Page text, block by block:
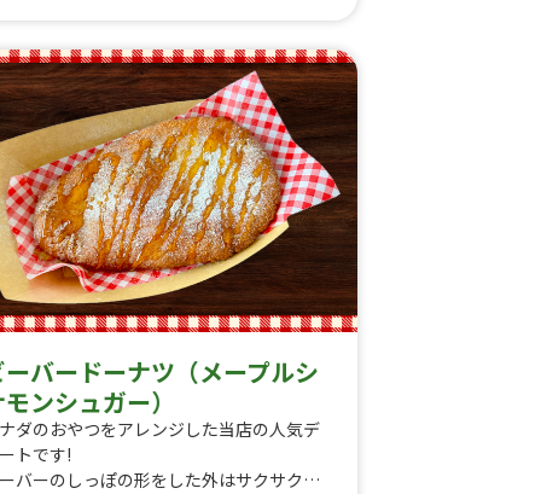
ーバードーナツ（メープルシ
ンシュガー）
ダのおやつをアレンジした当店の人気デ
トです!
バーのしっぽの形をした外はサクサク中